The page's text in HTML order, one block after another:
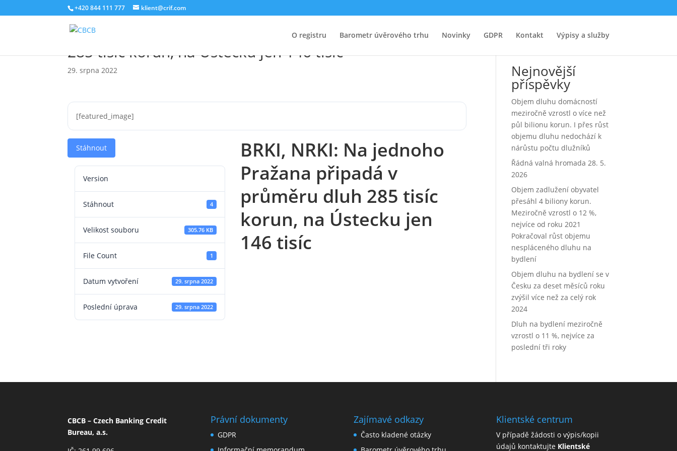
+420 844 111 777 klient@crif.com
O registru Barometr úvěrového trhu Novinky GDPR Kontakt Výpisy a služby
BRKI, NRKI: Na jednoho Pražana připadá v průměru dluh
285 tisíc korun, na Ústecku jen 146 tisíc
29. srpna 2022
[featured_image]
Stáhnout
Version
Stáhnout 4
Velikost souboru 305.76 KB
File Count 1
Datum vytvoření 29. srpna 2022
Poslední úprava 29. srpna 2022
BRKI, NRKI: Na jednoho
Pražana připadá v
průměru dluh 285 tisíc
korun, na Ústecku jen
146 tisíc
Hledat
Nejnovější
příspěvky
Objem dluhu domácností
meziročně vzrostl o více než
půl bilionu korun. I přes růst
objemu dluhu nedochází k
nárůstu počtu dlužníků
Řádná valná hromada 28. 5.
2026
Objem zadlužení obyvatel
přesáhl 4 biliony korun.
Meziročně vzrostl o 12 %,
nejvíce od roku 2021
Pokračoval růst objemu
nespláceného dluhu na
bydlení
Objem dluhu na bydlení se v
Česku za deset měsíců roku
zvýšil více než za celý rok
2024
Dluh na bydlení meziročně
vzrostl o 11 %, nejvíce za
poslední tři roky
CBCB – Czech Banking Credit
Bureau, a.s.
Právní dokumenty
GDPR
Zajímavé odkazy
Často kladené otázky
Klientské centrum
V případě žádosti o výpis/kopii
údajů kontaktujte Klientské